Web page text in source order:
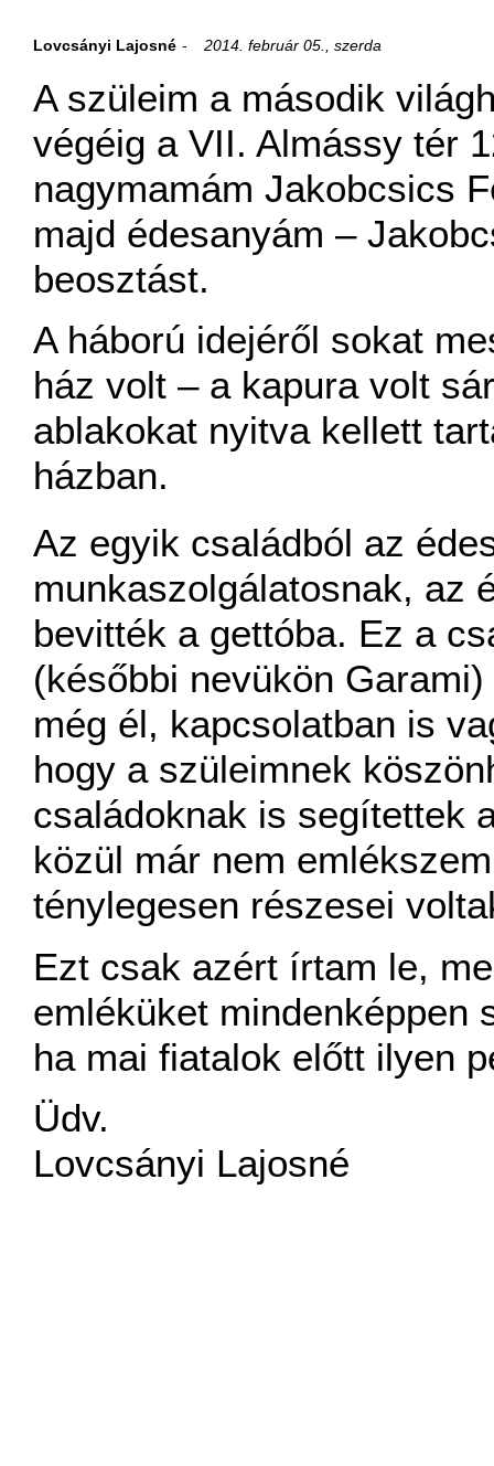
Lovcsányi Lajosné 2014. február 05., szerda
A szüleim a második
végéig a VII. Almássy tér
nagymamám Jakobcsics
majd édesanyám –
beosztást.
A háború idejéről sokat
ház volt – a kapura volt
ablakokat nyitva kellett
házban.
Az egyik családból az
munkaszolgálatosnak, az
bevitték a gettóba. Ez a
(későbbi nevükön
még él, kapcsolatban is
hogy a szüleimnek
családoknak is segítettek
közül már nem
ténylegesen részesei
Ezt csak azért írtam le,
emléküket mindenképpen
ha mai fiatalok előtt ilyen
Üdv.
Lovcsányi Lajosné